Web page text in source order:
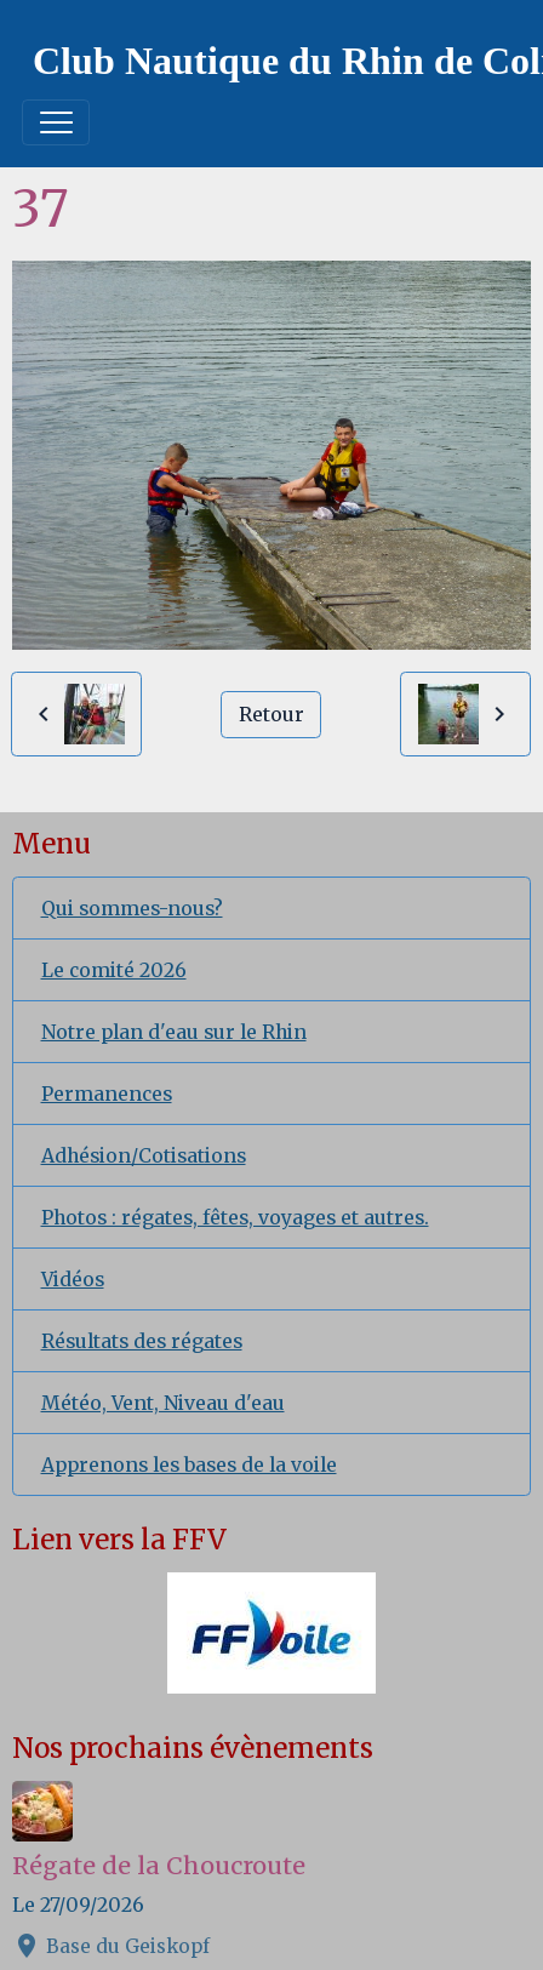
Club Nautique du Rhin de
37
Retour
Menu
Qui sommes-nous?
Le comité 2026
Notre plan d'eau sur le Rhin
Permanences
Adhésion/Cotisations
Photos : régates, fêtes, voyages et autres.
Vidéos
Résultats des régates
Météo, Vent, Niveau d'eau
Apprenons les bases de la voile
Lien vers la FFV
Nos prochains évènements
Régate de la Choucroute
Le 27/09/2026
Base du Geiskopf